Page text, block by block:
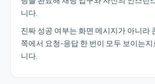
니다.
진짜 성공 여부는 화면 메시지가 아니라
쪽에서 요청-응답 한 번이 모두 보이는
니다.